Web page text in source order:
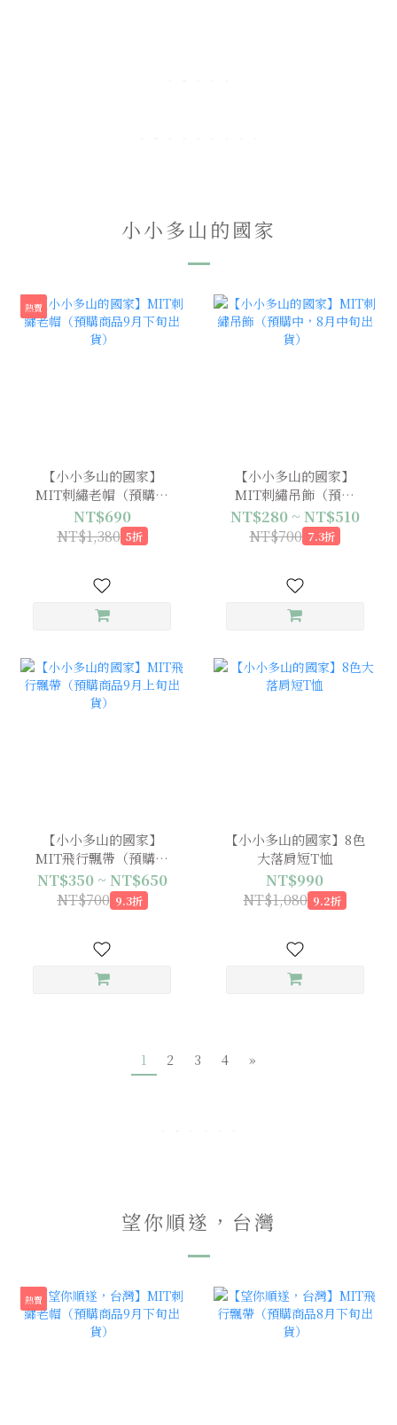
小小多山的國家
熱賣
【小小多山的國家】
MIT刺繡老帽（預購商
品9月下旬出貨）
NT$690
NT$1,380 5折
【小小多山的國家】
MIT刺繡吊飾（預購
中，8月中旬出貨）
NT$280 ~ NT$510
NT$700 7.3折
【小小多山的國家】
MIT飛行飄帶（預購商
品9月上旬出貨）
NT$350 ~ NT$650
NT$700 9.3折
【小小多山的國家】8色
大落肩短T恤
NT$990
NT$1,080 9.2折
1 2 3 4 »
望你順遂，台灣
熱賣